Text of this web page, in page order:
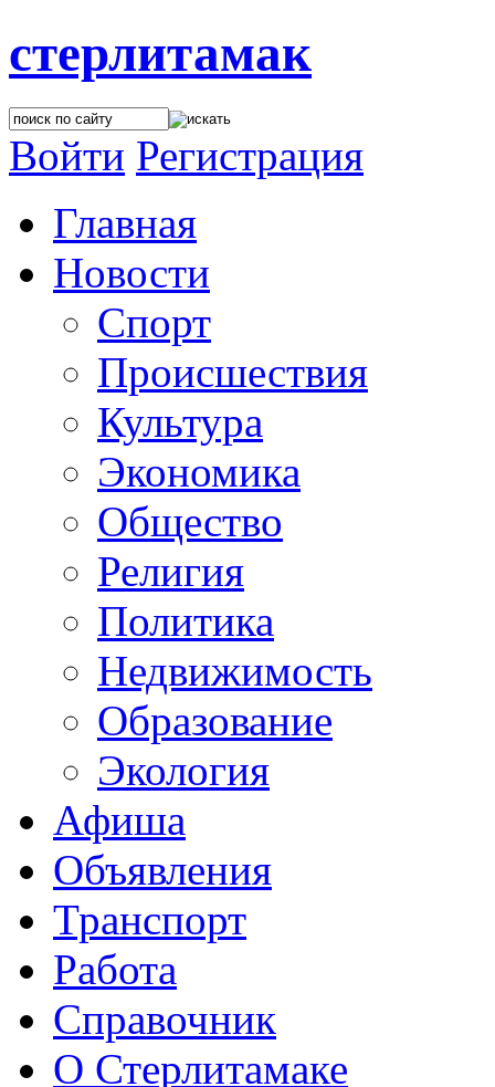
стерлитамак
Войти Регистрация
Главная
Новости
Спорт
Происшествия
Культура
Экономика
Общество
Религия
Политика
Недвижимость
Образование
Экология
Афиша
Объявления
Транспорт
Работа
Справочник
О Стерлитамаке